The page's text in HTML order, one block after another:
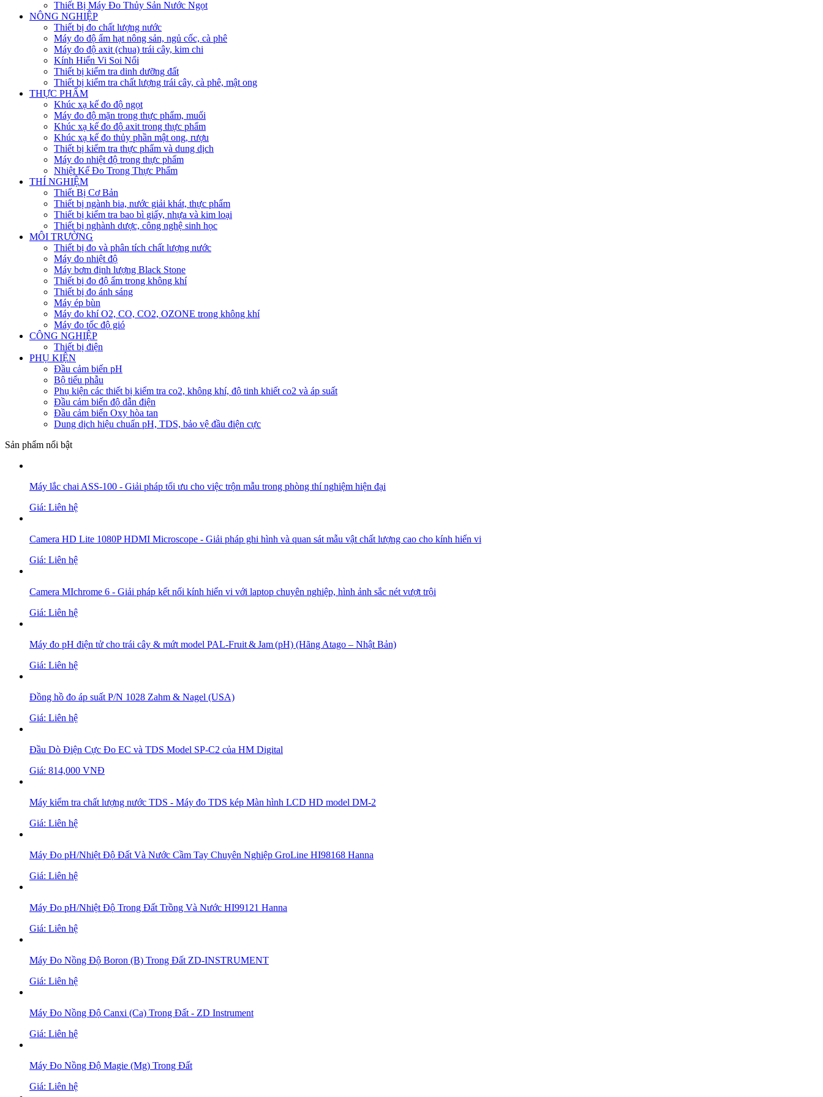
Thiết Bị Máy Đo Thủy Sản Nước Ngọt
NÔNG NGHIỆP
Thiết bị đo chất lượng nước
Máy đo độ ẩm hạt nông sản, ngủ cốc, cà phê
Máy đo độ axit (chua) trái cây, kim chi
Kính Hiển Vi Soi Nổi
Thiết bị kiểm tra dinh dưỡng đất
Thiết bị kiểm tra chất lượng trái cây, cà phê, mật ong
THỰC PHẨM
Khúc xạ kế đo độ ngọt
Máy đo độ mặn trong thực phẩm, muối
Khúc xạ kế đo độ axit trong thực phẩm
Khúc xạ kế đo thủy phần mật ong, rượu
Thiết bị kiểm tra thực phẩm và dung dịch
Máy đo nhiệt độ trong thực phẩm
Nhiệt Kế Đo Trong Thực Phẩm
THÍ NGHIỆM
Thiết Bị Cơ Bản
Thiết bị ngành bia, nước giải khát, thực phẩm
Thiết bị kiểm tra bao bì giấy, nhựa và kim loại
Thiết bị nghành dược, công nghệ sinh học
MÔI TRƯỜNG
Thiết bị đo và phân tích chất lượng nước
Máy đo nhiệt độ
Máy bơm định lượng Black Stone
Thiết bị đo độ ẩm trong không khí
Thiết bị đo ánh sáng
Máy ép bùn
Máy đo khí O2, CO, CO2, OZONE trong không khí
Máy đo tốc độ gió
CÔNG NGHIỆP
Thiết bị điện
PHỤ KIỆN
Đầu cảm biến pH
Bộ tiểu phẫu
Phụ kiện các thiết bị kiểm tra co2, không khí, độ tinh khiết co2 và áp suất
Đầu cảm biến độ dẫn điện
Đầu cảm biến Oxy hòa tan
Dung dịch hiệu chuẩn pH, TDS, bảo vệ đầu điện cực
Sản phẩm nổi bật
Máy lắc chai ASS-100 - Giải pháp tối ưu cho việc trộn mẫu trong phòng thí nghiệm hiện đại
Giá: Liên hệ
Camera HD Lite 1080P HDMI Microscope - Giải pháp ghi hình và quan sát mẫu vật chất lượng cao cho kính hiển vi
Giá: Liên hệ
Camera MIchrome 6 - Giải pháp kết nối kính hiển vi với laptop chuyên nghiệp, hình ảnh sắc nét vượt trội
Giá: Liên hệ
Máy đo pH điện tử cho trái cây & mứt model PAL‑Fruit & Jam (pH) (Hãng Atago – Nhật Bản)
Giá: Liên hệ
Đồng hồ đo áp suất P/N 1028 Zahm & Nagel (USA)
Giá: Liên hệ
Đầu Dò Điện Cực Đo EC và TDS Model SP-C2 của HM Digital
Giá: 814,000 VNĐ
Máy kiểm tra chất lượng nước TDS - Máy đo TDS kép Màn hình LCD HD model DM-2
Giá: Liên hệ
Máy Đo pH/Nhiệt Độ Đất Và Nước Cầm Tay Chuyên Nghiệp GroLine HI98168 Hanna
Giá: Liên hệ
Máy Đo pH/Nhiệt Độ Trong Đất Trồng Và Nước HI99121 Hanna
Giá: Liên hệ
Máy Đo Nồng Độ Boron (B) Trong Đất ZD-INSTRUMENT
Giá: Liên hệ
Máy Đo Nồng Độ Canxi (Ca) Trong Đất - ZD Instrument
Giá: Liên hệ
Máy Đo Nồng Độ Magie (Mg) Trong Đất
Giá: Liên hệ